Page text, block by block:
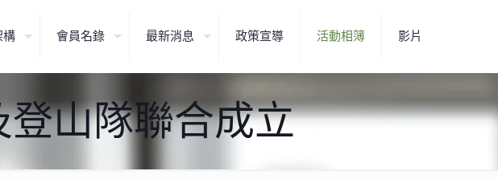
構 會員名錄 最新消息 政策宣導 活動相簿 影片
山隊聯合成立